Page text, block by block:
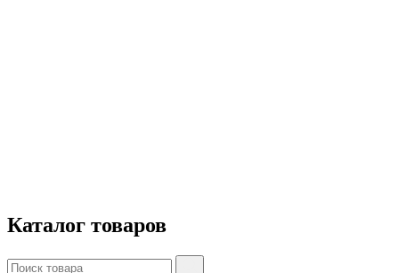
Каталог товаров